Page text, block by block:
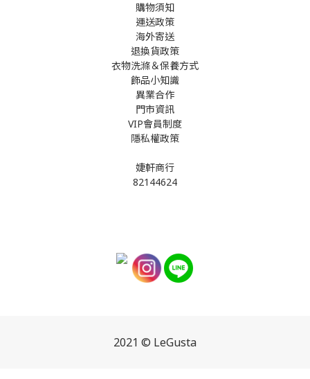
購物須知
運送政策
海外寄送
退換貨政策
衣物洗滌＆保養方式
飾品小知識
異業合作
門市資訊
VIP會員制度
隱私權政策
婕軒商行
82144624
2021 © LeGusta